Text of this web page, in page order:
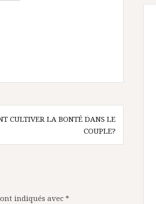
CULTIVER LA BONTÉ DANS LE
COUPLE?
indiqués avec *